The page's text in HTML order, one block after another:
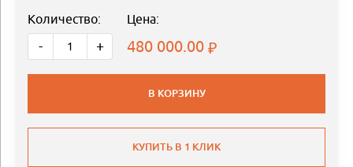
Количество:
- +
Цена:
480 000.00
В КОРЗИНУ
КУПИТЬ В 1 КЛИК